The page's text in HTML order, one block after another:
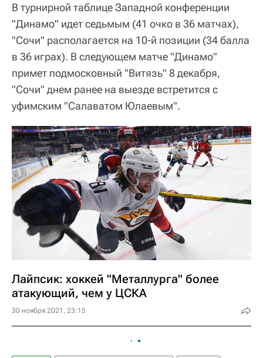
В турнирной таблице Западной конференции
"Динамо" идет седьмым (41 очко в 36 матчах),
"Сочи" располагается на 10-й позиции (34 балла
в 36 играх). В следующем матче "Динамо"
примет подмосковный "Витязь" 8 декабря,
"Сочи" днем ранее на выезде встретится с
уфимским "Салаватом Юлаевым".
Лайпсик: хоккей "Металлурга" более
атакующий, чем у ЦСКА
30 ноября 2021, 23:15